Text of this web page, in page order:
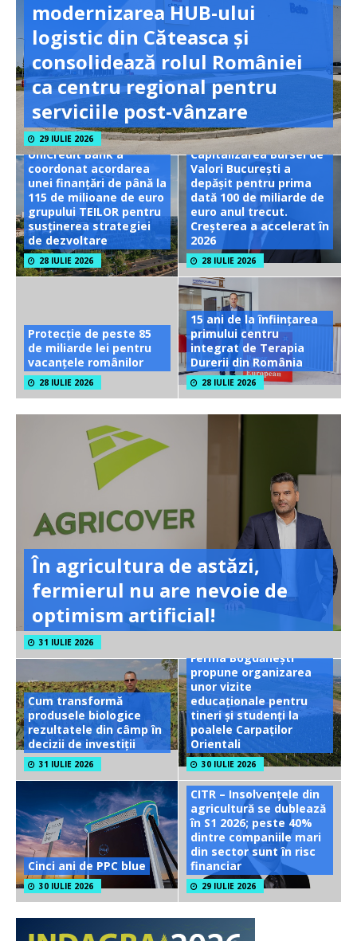
modernizarea HUB-ului
logistic din Căteasca și
consolidează rolul României
ca centru regional pentru
serviciile post-vânzare
29 IULIE 2026
UniCredit Bank a
coordonat acordarea
unei finanțări de până la
115 de milioane de euro
grupului TEILOR pentru
susținerea strategiei
de dezvoltare
28 IULIE 2026
Capitalizarea Bursei de
Valori București a
depășit pentru prima
dată 100 de miliarde de
euro anul trecut.
Creșterea a accelerat în
2026
28 IULIE 2026
Protecție de peste 85
de miliarde lei pentru
vacanțele românilor
28 IULIE 2026
15 ani de la înființarea
primului centru
integrat de Terapia
Durerii din România
28 IULIE 2026
În agricultura de astăzi,
fermierul nu are nevoie de
optimism artificial!
31 IULIE 2026
Cum transformă
produsele biologice
rezultatele din câmp în
decizii de investiții
31 IULIE 2026
Ferma Bogdănești
propune organizarea
unor vizite
educaționale pentru
tineri și studenți la
poalele Carpaților
Orientali
30 IULIE 2026
Cinci ani de PPC blue
30 IULIE 2026
CITR – Insolvențele din
agricultură se dublează
în S1 2026; peste 40%
dintre companiile mari
din sector sunt în risc
financiar
29 IULIE 2026